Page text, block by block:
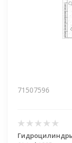
71507596
Гидроцилиндры